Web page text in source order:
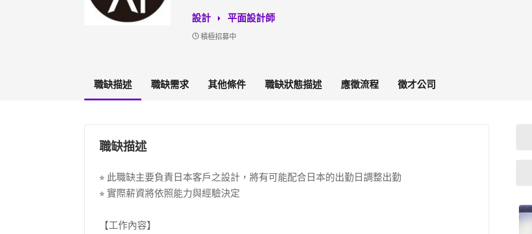
設計 平面設計師
積極招募中
職缺描述 職缺需求 其他條件 職缺狀態描述 應徵流程 徵才公司
職缺描述
⭐︎ 此職缺主要負責日本客戶之設計，將有可能配合日本的出勤日調整出勤
⭐︎ 實際薪資將依照能力與經驗決定
【工作內容】